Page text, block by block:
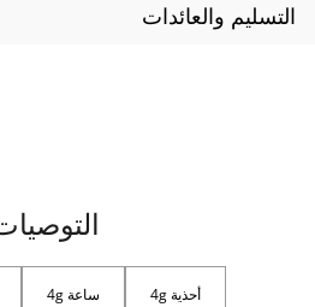
التسليم والعائدات
التوصيات
أحذية 4g ساعة 4g